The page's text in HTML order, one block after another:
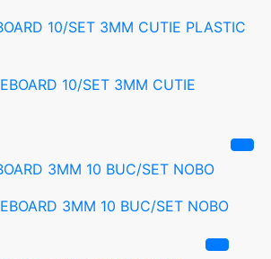
10/SET 3MM CUTIE PLASTIC
3MM 10 BUC/SET NOBO